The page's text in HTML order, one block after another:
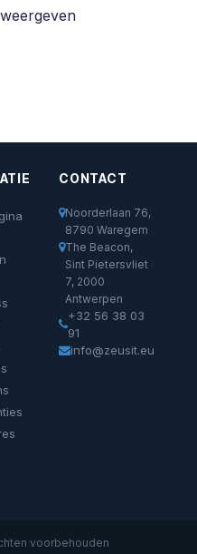
CONTACT
Noorderlaan 76,
8790 Waregem
The Beacon,
Sint Pietersvliet
7, 2000
Antwerpen
+32 56 38 03
91
info@zeusit.eu
voorbehouden